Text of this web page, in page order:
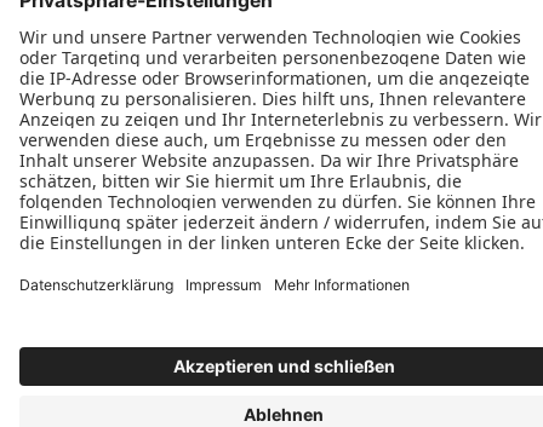
Wir freuen uns auf Ihre Anfrage!
Jetzt Kontakt aufnehmen